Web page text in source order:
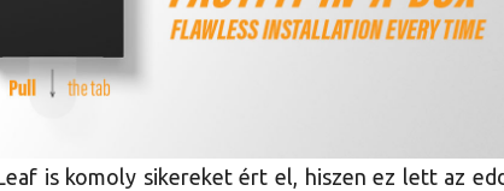
is komoly sikereket ért el, hiszen ez lett az